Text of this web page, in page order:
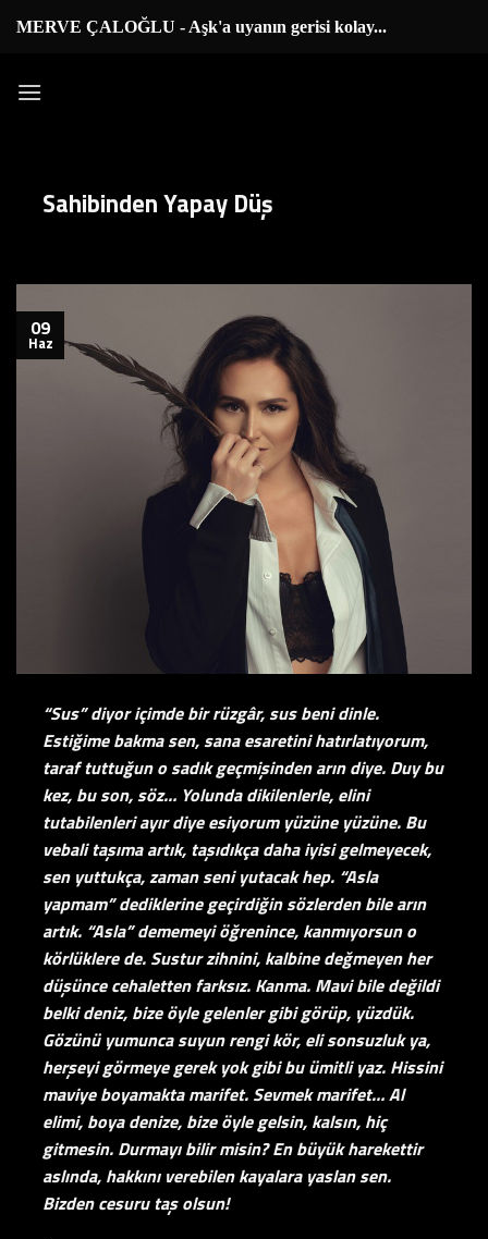
atlaMERVE ÇALOĞLU - Aşk'a uyanın gerisi kolay...
Sahibinden Yapay Düş
09
Haz
“Sus” diyor içimde bir rüzgâr, sus beni dinle.
Estiğime bakma sen, sana esaretini hatırlatıyorum,
taraf tuttuğun o sadık geçmişinden arın diye. Duy bu
kez, bu son, söz… Yolunda dikilenlerle, elini
tutabilenleri ayır diye esiyorum yüzüne yüzüne. Bu
vebali taşıma artık, taşıdıkça daha iyisi gelmeyecek,
sen yuttukça, zaman seni yutacak hep. “Asla
yapmam” dediklerine geçirdiğin sözlerden bile arın
artık. “Asla” dememeyi öğrenince, kanmıyorsun o
körlüklere de. Sustur zihnini, kalbine değmeyen her
düşünce cehaletten farksız. Kanma. Mavi bile değildi
belki deniz, bize öyle gelenler gibi görüp, yüzdük.
Gözünü yumunca suyun rengi kör, eli sonsuzluk ya,
herşeyi görmeye gerek yok gibi bu ümitli yaz. Hissini
maviye boyamakta marifet. Sevmek marifet… Al
elimi, boya denize, bize öyle gelsin, kalsın, hiç
gitmesin. Durmayı bilir misin? En büyük harekettir
aslında, hakkını verebilen kayalara yaslan sen.
Bizden cesuru taş olsun!